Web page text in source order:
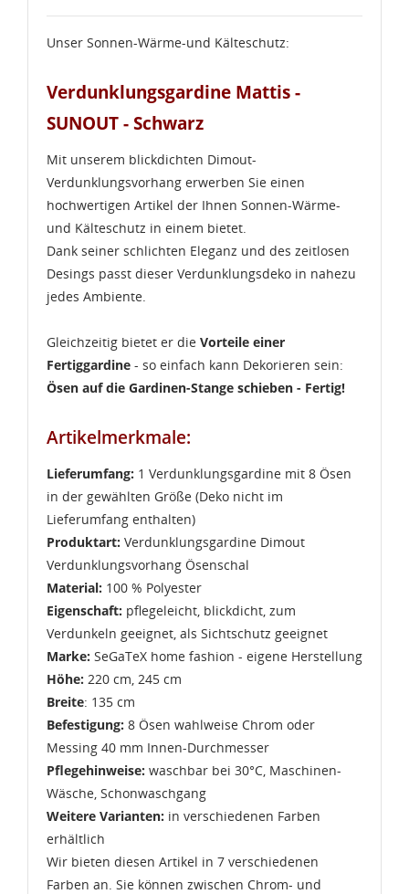
Unser Sonnen-Wärme-und Kälteschutz:
Verdunklungsgardine Mattis -
SUNOUT - Schwarz
Mit unserem blickdichten Dimout-
Verdunklungsvorhang erwerben Sie einen
hochwertigen Artikel der Ihnen Sonnen-Wärme-
und Kälteschutz in einem bietet.
Dank seiner schlichten Eleganz und des zeitlosen
Desings passt dieser Verdunklungsdeko in nahezu
jedes Ambiente.
Gleichzeitig bietet er die Vorteile einer
Fertiggardine - so einfach kann Dekorieren sein:
Ösen auf die Gardinen-Stange schieben - Fertig!
Artikelmerkmale:
Lieferumfang: 1 Verdunklungsgardine mit 8 Ösen
in der gewählten Größe (Deko nicht im
Lieferumfang enthalten)
Produktart: Verdunklungsgardine Dimout
Verdunklungsvorhang Ösenschal
Material: 100 % Polyester
Eigenschaft: pflegeleicht, blickdicht, zum
Verdunkeln geeignet, als Sichtschutz geeignet
Marke: SeGaTeX home fashion - eigene Herstellung
Höhe: 220 cm, 245 cm
Breite: 135 cm
Befestigung: 8 Ösen wahlweise Chrom oder
Messing 40 mm Innen-Durchmesser
Pflegehinweise: waschbar bei 30°C, Maschinen-
Wäsche, Schonwaschgang
Weitere Varianten: in verschiedenen Farben
erhältlich
Wir bieten diesen Artikel in 7 verschiedenen
Farben an. Sie können zwischen Chrom- und
AUF MEINE WUNSCHLISTE
WUNSCHLISTE ERSTELLEN
Name der Wunschliste
Wunschliste
erstellen
ANMELDEN
Sie müssen angemeldet sein, um Artikel Ihrer
Wunschliste hinzufügen zu können.
Anmelden